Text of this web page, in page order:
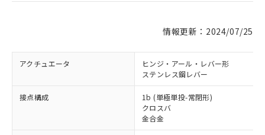
情報更新：2024/07/25
アクチュエータ
ヒンジ・アール・レバー形
ステンレス鋼レバー
接点構成
1b (単極単投-常閉形)
クロスバ
金合金